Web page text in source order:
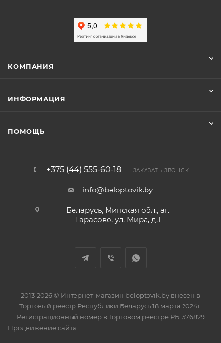
КОМПАНИЯ
ИНФОРМАЦИЯ
ПОМОЩЬ
+375 (44) 555-60-18 ЗАКАЗАТЬ ЗВОНОК
info@beloptovik.by
Беларусь, Минская обл., аг.
Тарасово, ул. Мира, д.1
2013-2026 © Интернет-магазин beloptovik.by внесен в
Торговый реестр Республики Беларусь 18 марта 2024г.
Регистрационный номер в Торговом реестре РБ: 576829
Продвижение сайта